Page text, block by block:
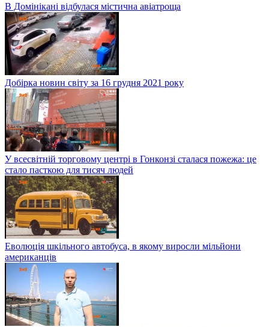
В Домінікані відбулася містична авіатроща
Добірка новин світу за 16 грудня 2021 року
У всесвітній торговому центрі в Гонконзі сталася пожежа: це
стало пасткою для тисяч людей
Еволюція шкільного автобуса, в якому виросли мільйони
американців